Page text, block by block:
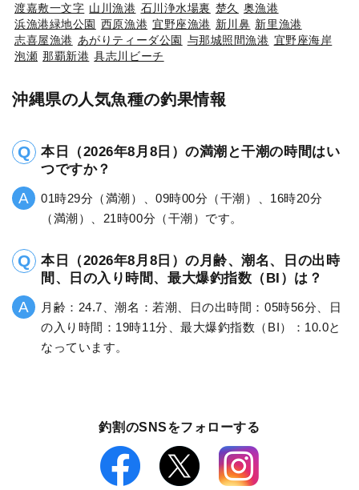
渡嘉敷一文字 山川漁港 石川浄水場裏 楚久
奥漁港
浜漁港緑地公園 西原漁港 宜野座漁港 新川鼻 新里漁港
志喜屋漁港 あがりティーダ公園 与那城照間漁港 宜野座海岸
泡瀬 那覇新港 具志川ビーチ
沖縄県の人気魚種の釣果情報
本日（2026年8月8日）の満潮と干潮の時間はい
つですか？
01時29分（満潮）、09時00分（干潮）、16時20分
（満潮）、21時00分（干潮）です。
本日（2026年8月8日）の月齢、潮名、日の出時
間、日の入り時間、最大爆釣指数（BI）は？
月齢：24.7、潮名：若潮、日の出時間：05時56分、日
の入り時間：19時11分、最大爆釣指数（BI）：10.0と
なっています。
釣割のSNSをフォローする